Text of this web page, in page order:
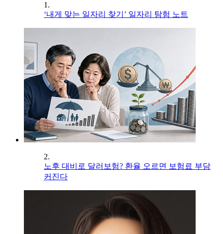
1.
‘내게 맞는 일자리 찾기’ 일자리 탐험 노트
2.
노후 대비로 달러보험? 환율 오르면 보험료 부담
커진다